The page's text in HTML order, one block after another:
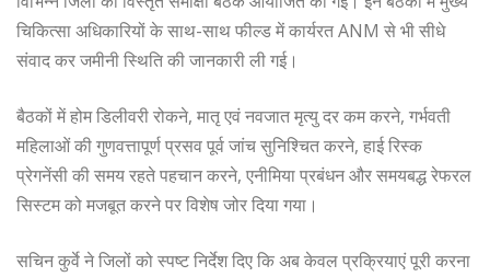
चिकित्सा अधिकारियों के साथ-साथ फील्ड में कार्यरत ANM से भी सीधे
संवाद कर जमीनी स्थिति की जानकारी ली गई।
बैठकों में होम डिलीवरी रोकने, मातृ एवं नवजात मृत्यु दर कम करने, गर्भवती
महिलाओं की गुणवत्तापूर्ण प्रसव पूर्व जांच सुनिश्चित करने, हाई रिस्क
प्रेगनेंसी की समय रहते पहचान करने, एनीमिया प्रबंधन और समयबद्ध रेफरल
सिस्टम को मजबूत करने पर विशेष जोर दिया गया।
सचिन कुर्वे ने जिलों को स्पष्ट निर्देश दिए कि अब केवल प्रक्रियाएं पूरी करना